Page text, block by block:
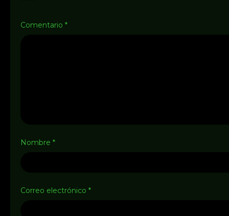
Comentario *
Nombre *
Correo electrónico *